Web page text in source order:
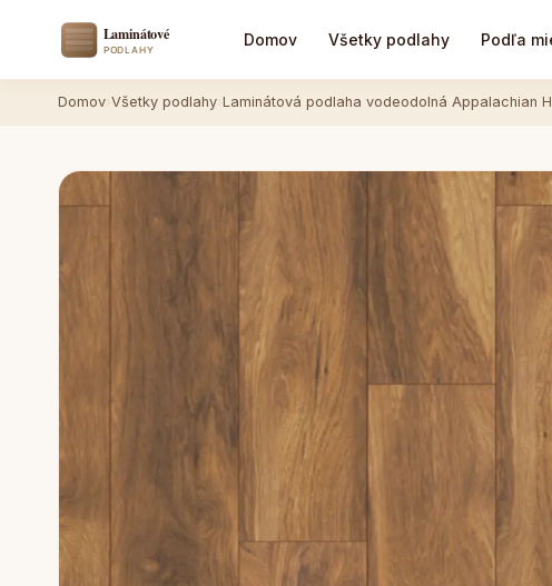
Domov Všetky podlahy Podľa
Domov Všetky podlahy Laminátová podlaha vodeodolná Appalachian